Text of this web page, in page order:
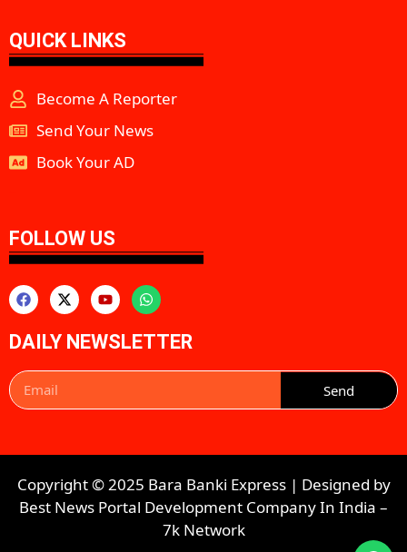
QUICK LINKS
Become A Reporter
Send Your News
Book Your AD
FOLLOW US
DAILY NEWSLETTER
Send
Copyright © 2025 Bara Banki Express | Designed by
Best News Portal Development Company In India –
7k Network​​